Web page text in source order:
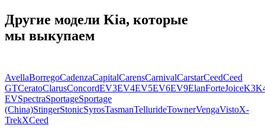
Другие модели Kia, которые
мы выкупаем
AvellaBorregoCadenzaCapitalCarensCarnivalCarstarCeedCeed
GTCeratoClarusConcordEV3EV4EV5EV6EV9ElanForteJoiceK3
EVSpectraSportageSportage
(China)StingerStonicSyrosTasmanTellurideTownerVengaVistoX-
TrekXCeed